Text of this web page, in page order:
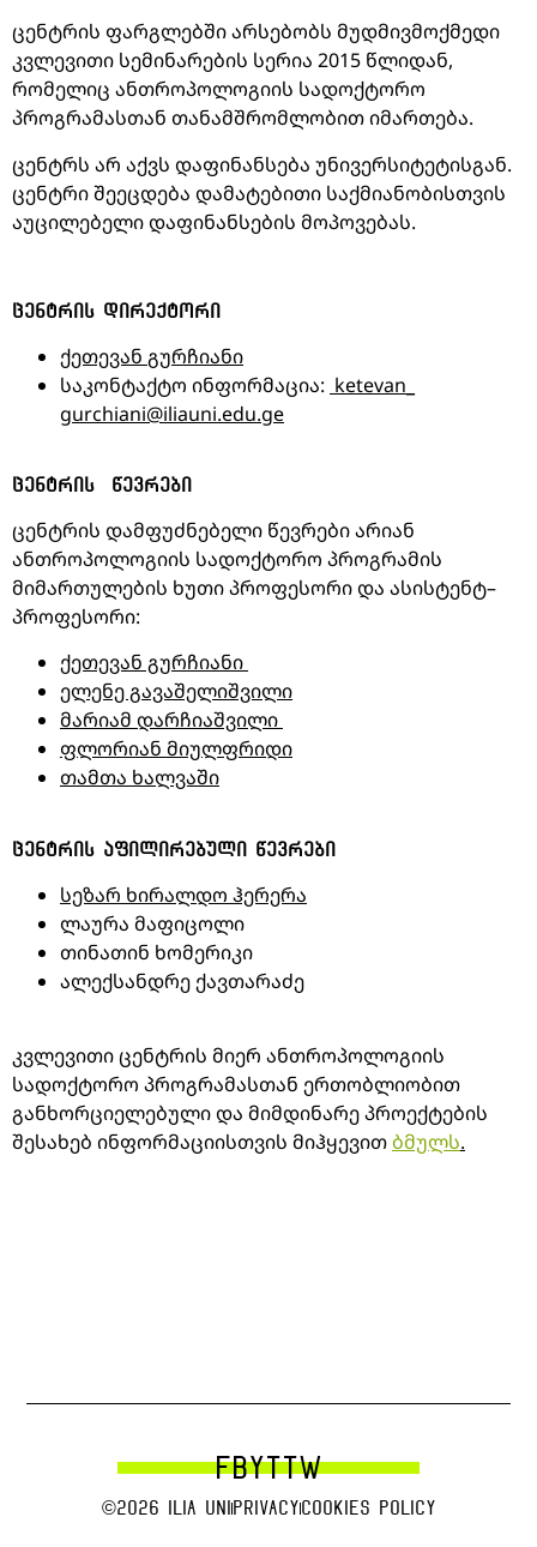
ცენტრის ფარგლებშიარსებობს მუდმივმოქმედი
კვლევითი სემინარების სერია 2015 წლიდან,
რომელიც ანთროპოლოგიის სადოქტორო
პროგრამასთან თანამშრომლობითიმართება.
ცენტრს არ აქვს დაფინანსება უნივერსიტეტისგან.
ცენტრიშეეცდება დამატებითი საქმიანობისთვის
აუცილებელიდაფინანსების მოპოვებას.
ᲪᲔᲜᲢᲠᲘᲡ ᲓᲘᲠᲔᲥᲢᲝᲠᲘ
ქეთევან გურჩიანი
საკონტაქტო ინფორმაცია: ketevan_
gurchiani@iliauni.edu.ge
ᲪᲔᲜᲢᲠᲘᲡ ᲬᲔᲕᲠᲔᲑᲘ
ცენტრის დამფუძნებელი წევრებიარიან
ანთროპოლოგიის სადოქტორო პროგრამის
მიმართულების ხუთიპროფესორიდა ასისტენტ–
პროფესორი:
ქეთევან გურჩიანი
ელენე გავაშელიშვილი
მარიამ დარჩიაშვილი
ფლორიან მიულფრიდი
თამთა ხალვაში
ᲪᲔᲜᲢᲠᲘᲡ ᲐᲤᲘᲚᲘᲠᲔᲑᲣᲚᲘ ᲬᲔᲕᲠᲔᲑᲘ
სეზარ ხირალდო ჰერერა
ლაურა მაფიცოლი
თინათინ ხომერიკი
ალექსანდრექავთარაძე
კვლევითიცენტრის მიერ ანთროპოლოგიის
სადოქტორო პროგრამასთან ერთობლიობით
განხორციელებულიდა მიმდინარეპროექტების
შესახებ ინფორმაციისთვის მიჰყევითბმულს.
FBYTTW
©2026 Ilia uni PrivacyCookies Policy